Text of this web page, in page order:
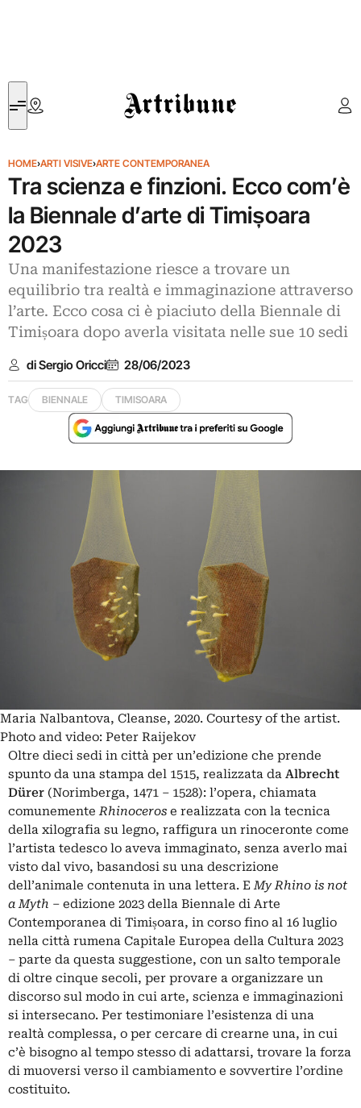
Artribune
HOME›ARTI VISIVE›ARTE CONTEMPORANEA
Tra scienza e finzioni. Ecco com’è
la Biennale d’arte di Timișoara
2023
Una manifestazione riesce a trovare un
equilibrio tra realtà e immaginazione attraverso
l’arte. Ecco cosa ci è piaciuto della Biennale di
Timișoara dopo averla visitata nelle sue 10 sedi
di Sergio Oricci 28/06/2023
TAG BIENNALE TIMISOARA
Maria Nalbantova, Cleanse, 2020. Courtesy of the artist.
Photo and video: Peter Raijekov
Oltre dieci sedi in città per un’edizione che prende
spunto da una stampa del 1515, realizzata da Albrecht
Dürer (Norimberga, 1471 – 1528): l’opera, chiamata
comunementeRhinoceros e realizzata con la tecnica
della xilografia su legno, raffigura un rinoceronte come
l’artista tedesco lo aveva immaginato, senza averlo mai
visto dal vivo, basandosi su una descrizione
dell’animale contenuta in una lettera. EMy Rhino is not
a Myth – edizione 2023 della Biennale di Arte
Contemporanea di Timișoara, in corso fino al 16 luglio
nella città rumena Capitale Europea della Cultura 2023
– parte da questa suggestione, con un salto temporale
di oltre cinque secoli, per provare a organizzare un
discorso sul modo in cui arte, scienza e immaginazioni
si intersecano. Per testimoniare l’esistenza di una
realtà complessa, o per cercare di crearne una, in cui
c’è bisogno al tempo stesso di adattarsi, trovare la forza
di muoversi verso il cambiamento e sovvertire l’ordine
costituito.